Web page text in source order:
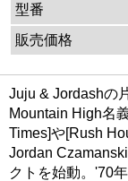
型番
販売価格
Juju & Jordashの
Mountain High名
Times]や[Rush
Jordan
クトを始動。'70